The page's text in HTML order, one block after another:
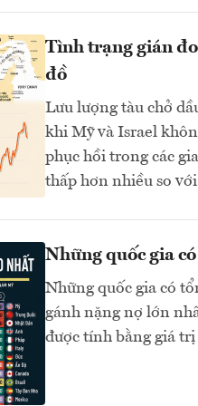
Tình trạng gián
đồ
Lưu lượng tàu chở
khi Mỹ và Israel
phục hồi trong các
thấp hơn nhiều so
Những quốc gia
Những quốc gia có
gánh nặng nợ lớn
được tính bằng giá